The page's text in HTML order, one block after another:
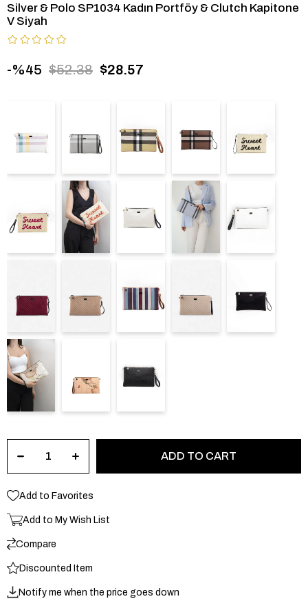
Silver & Polo SP1034 Kadın Portföy & Clutch Kapitone
V Siyah
45 $52.38 $28.57
Add to Favorites
Add to My Wish List
Compare
Discounted Item
Notify me when the price goes down